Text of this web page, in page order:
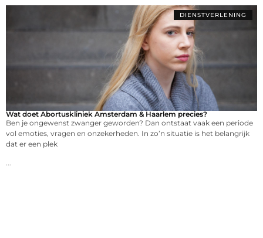
DIENSTVERLENING
Wat doet Abortuskliniek Amsterdam & Haarlem precies?
Ben je ongewenst zwanger geworden? Dan ontstaat vaak een periode
vol emoties, vragen en onzekerheden. In zo’n situatie is het belangrijk
dat er een plek
...